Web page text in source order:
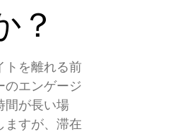
？
トを離れる前
のエンゲージ
間が長い場
ますが、滞在